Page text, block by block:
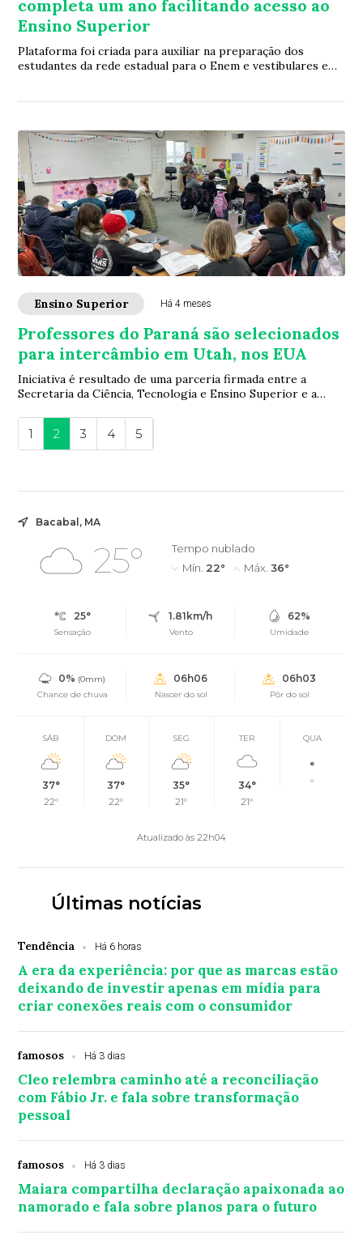
completa um ano facilitando acesso ao
Ensino Superior
Plataforma foi criada para auxiliar na preparação dos
estudantes da rede estadual para o Enem e vestibulares em
Ensino Superior Há 4 meses
Professores do Paraná são selecionados
para intercâmbio em Utah, nos EUA
Iniciativa é resultado de uma parceria firmada entre a
Secretaria da Ciência, Tecnologia e Ensino Superior e a
1 2 3 4 5
Bacabal, MA
25°
Tempo nublado
Mín. 22° Máx. 36°
25°
Sensação
1.81km/h
Vento
62%
Umidade
0% (0mm)
Chance de chuva
06h06
Nascer do sol
06h03
Pôr do sol
SÁB
37°
22°
DOM
37°
22°
SEG
35°
21°
TER
34°
21°
QUA
°
°
Atualizado às 22h04
Últimas notícias
Tendência Há 6 horas
A era da experiência: por que as marcas estão
deixando de investir apenas em mídia para
criar conexões reais com o consumidor
famosos Há 3 dias
Cleo relembra caminho até a reconciliação
com Fábio Jr. e fala sobre transformação
pessoal
famosos Há 3 dias
Maiara compartilha declaração apaixonada ao
namorado e fala sobre planos para o futuro